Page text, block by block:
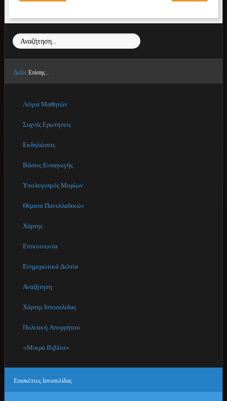
Αναζήτηση...
Δείτε Επίσης...
Λόγια Μαθητών
Συχνές Ερωτήσεις
Εκδηλώσεις
Βάσεις Εισαγωγής
Υπολογισμός Μορίων
Θέματα Πανελλαδικών
Χάρτης
Επικοινωνία
Ενημερώτικά Δελτία
Αναζήτηση
Χάρτης Ιστοσελίδας
Πολιτική Απορρήτου
«Μικρά Βιβλία»
Επισκέπτες Ιστοσελίδας